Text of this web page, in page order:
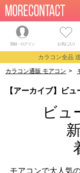
登録・ログイン お気に入り
カラコン全品
カラコン通販 モアコン >
【アーカイブ】ビ
ビュ
モアコンで大人気